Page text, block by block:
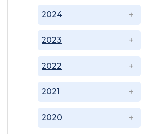
2020
2021
2022
2023
2024